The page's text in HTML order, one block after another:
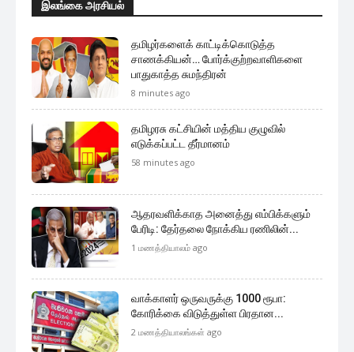
இலங்கை அரசியல்
தமிழர்களைக் காட்டிக்கொடுத்த
சாணக்கியன்… போர்க்குற்றவாளிகளை
பாதுகாத்த சுமந்திரன்
8 minutes ago
தமிழரசு கட்சியின் மத்திய குழுவில்
எடுக்கப்பட்ட தீர்மானம்
58 minutes ago
ஆதரவளிக்காத அனைத்து எம்பிக்களும்
பேரிடி: தேர்தலை நோக்கிய ரணிலின்...
1 மணத்தியாலம் ago
வாக்காளர் ஒருவருக்கு 1000 ரூபா:
கோரிக்கை விடுத்துள்ள பிரதான...
2 மணத்தியாலங்கள் ago